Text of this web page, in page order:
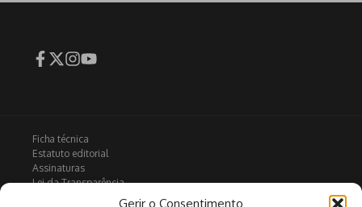
Gerir o Consentimento
Ficha técnica
Estatuto editorial
Assinaturas
Lei da Transparência